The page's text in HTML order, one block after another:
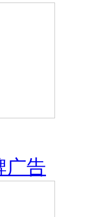
广告